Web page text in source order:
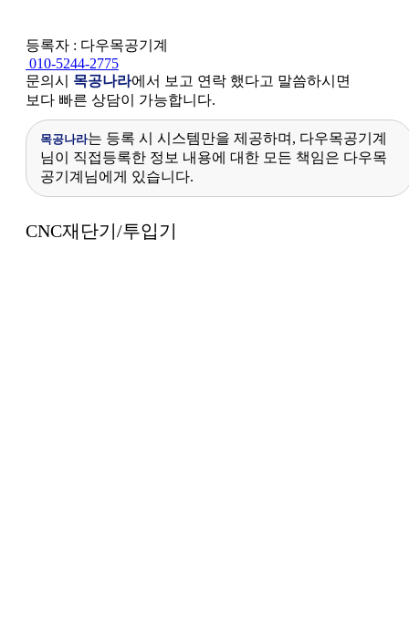
등록자 : 다우목공기계
010-5244-2775
문의시 목공나라에서 보고 연락 했다고 말씀하시면
보다 빠른 상담이 가능합니다.
목공나라는 등록 시 시스템만을 제공하며, 다우목공기계
님이 직접등록한 정보 내용에 대한 모든 책임은 다우목
공기계님에게 있습니다.
CNC재단기/투입기